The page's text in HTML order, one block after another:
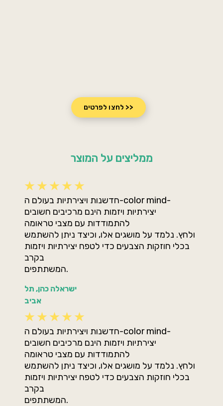
לחצו לפרטים >>
ממליצים על המוצר
חדשנות ויצירתיות בעולם ה-color mind-
יצירתיות ויזמות הינם מרכיבים חשובים
להתמודדות עם מצבי טראומה
ולחץ. נלמד על מושגים אלו, וכיצד ניתן להשתמש
בכלי חוזקות הצבעים כדי לטפח יצירתיות ויזמות
בקרב
המשתתפים.
ישראלה כהן, תל
אביב
חדשנות ויצירתיות בעולם ה-color mind-
יצירתיות ויזמות הינם מרכיבים חשובים
להתמודדות עם מצבי טראומה
ולחץ. נלמד על מושגים אלו, וכיצד ניתן להשתמש
בכלי חוזקות הצבעים כדי לטפח יצירתיות ויזמות
בקרב
המשתתפים.